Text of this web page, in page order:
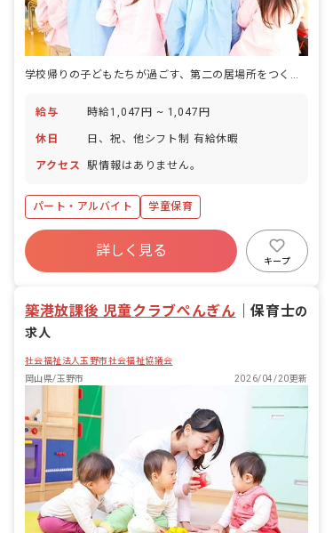
学校帰りの子どもたちが過ごす、第二の居場所をつくる。
給与 時給1,047円 ~ 1,047円
休日 日、祝、他シフト制 有給休暇
アクセス 駅情報はありません。
パート・アルバイト 学童保育
詳しく見る
キープ
築港放課後 児童クラブぺんぎん ｜保育士の
求人
社会福祉法人玉野市社会福祉協議会
岡山県/玉野市
2026/04/20更新